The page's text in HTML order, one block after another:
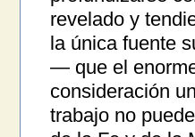
revelado y
la única fuente
— que el
consideración
trabajo no